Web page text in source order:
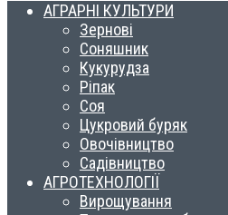
АГРАРНІ КУЛЬТУРИ
Зернові
Соняшник
Кукурудза
Ріпак
Соя
Цукровий буряк
Овочівництво
Садівництво
АГРОТЕХНОЛОГІЇ
Вирощування